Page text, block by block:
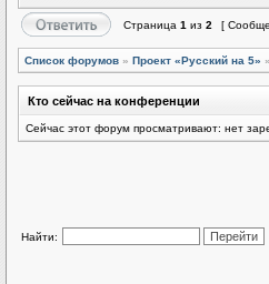
Страница 1 из 2 [
Список форумов » Проект «Русский на 5» »
Кто сейчас на конференции
Сейчас этот форум просматривают: нет
Найти: